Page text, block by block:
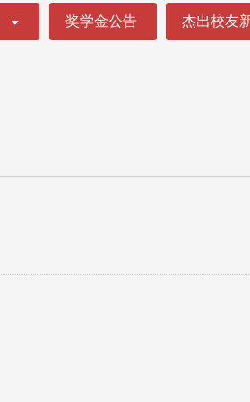
奖学金公告 杰出校友